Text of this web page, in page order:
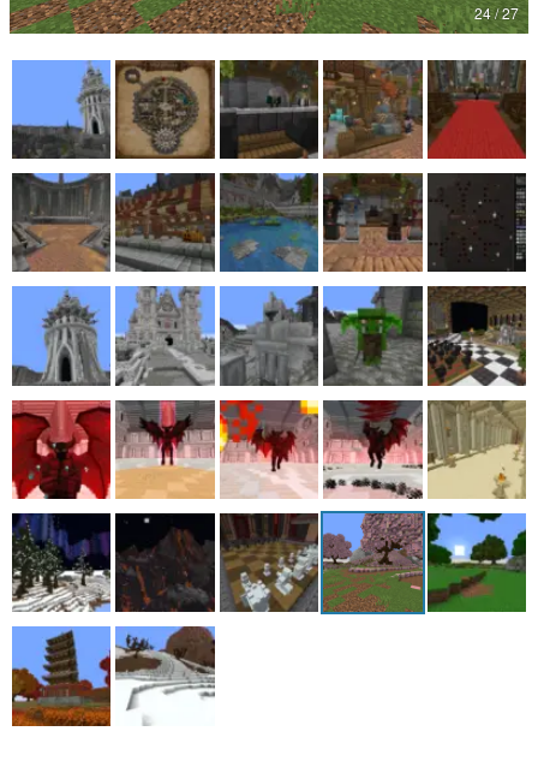
マンガ
女性向け
アプリレビュー
その他
電ファミニコゲーマーとは？
運営：株式会社マレ
24 / 27